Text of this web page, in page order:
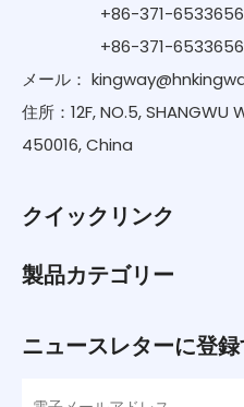
+86-371-
+86-371-
メール：
住所：12F, NO.5,
450016, China
クイックリンク
製品カテゴリー
ニュースレターに登